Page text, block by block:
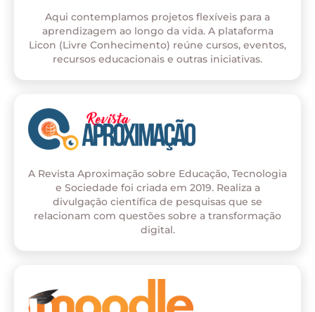
Aqui contemplamos projetos flexíveis para a
aprendizagem ao longo da vida. A plataforma
Licon (Livre Conhecimento) reúne cursos, eventos,
recursos educacionais e outras iniciativas.
A Revista Aproximação sobre Educação, Tecnologia
e Sociedade foi criada em 2019. Realiza a
divulgação científica de pesquisas que se
relacionam com questões sobre a transformação
digital.